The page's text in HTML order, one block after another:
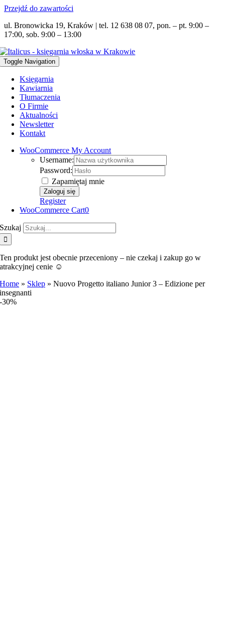
Przejdź do zawartości
ul. Bronowicka 19, Kraków | tel. 12 638 08 07, pon. – pt. 9:00 –
17:00, sob. 9:00 – 13:00
Toggle Navigation
Księgarnia
Kawiarnia
Tłumaczenia
O Firmie
Aktualności
Newsletter
Kontakt
WooCommerce My Account
Username:
Password:
Zapamiętaj mnie
Register
WooCommerce Cart0
Szukaj
Ten produkt jest obecnie przeceniony – nie czekaj i zakup go w
atrakcyjnej cenie ☺️
Home » Sklep »Nuovo Progetto italiano Junior 3 – Edizione per
insegnanti
-30%